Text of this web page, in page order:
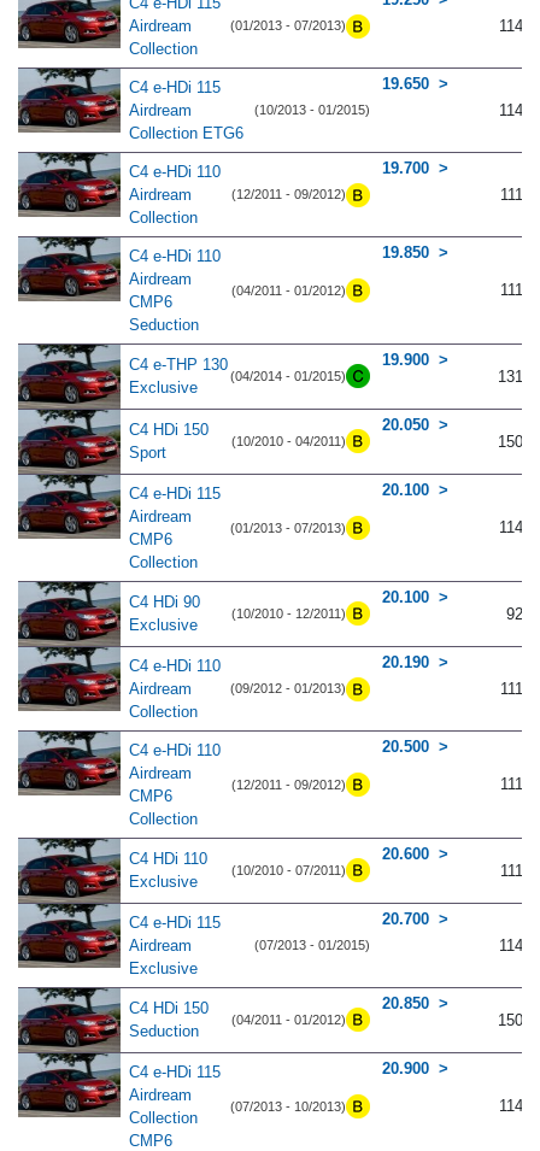
Airdream
Collection
(01/2013 - 07/2013)
114
C4 e-HDi 115
Airdream
Collection ETG6
(10/2013 - 01/2015)
19.650
114
C4 e-HDi 110
Airdream
Collection
(12/2011 - 09/2012)
19.700
111
C4 e-HDi 110
Airdream
CMP6
Seduction
(04/2011 - 01/2012)
19.850
111
C4 e-THP 130
Exclusive
(04/2014 - 01/2015)
19.900
131
C4 HDi 150
Sport
(10/2010 - 04/2011)
20.050
150
C4 e-HDi 115
Airdream
CMP6
Collection
(01/2013 - 07/2013)
20.100
114
C4 HDi 90
Exclusive
(10/2010 - 12/2011)
20.100
92
C4 e-HDi 110
Airdream
Collection
(09/2012 - 01/2013)
20.190
111
C4 e-HDi 110
Airdream
CMP6
Collection
(12/2011 - 09/2012)
20.500
111
C4 HDi 110
Exclusive
(10/2010 - 07/2011)
20.600
111
C4 e-HDi 115
Airdream
Exclusive
(07/2013 - 01/2015)
20.700
114
C4 HDi 150
Seduction
(04/2011 - 01/2012)
20.850
150
C4 e-HDi 115
Airdream
Collection
CMP6
(07/2013 - 10/2013)
20.900
114